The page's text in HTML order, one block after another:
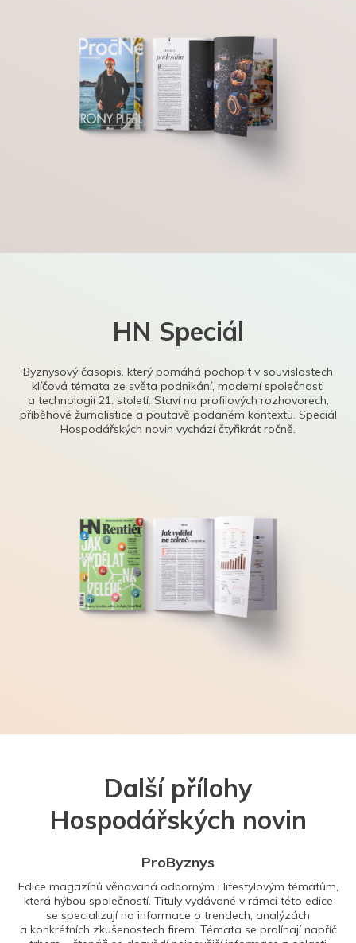
HN Speciál
Byznysový časopis, který pomáhá pochopit v souvislostech
klíčová témata ze světa podnikání, moderní společnosti
a technologií 21. století. Staví na profilových rozhovorech,
příběhové žurnalistice a poutavě podaném kontextu. Speciál
Hospodářských novin vychází čtyřikrát ročně.
Další přílohy
Hospodářských novin
ProByznys
Edice magazínů věnovaná odborným i lifestylovým tématům,
která hýbou společností. Tituly vydávané v rámci této edice
se specializují na informace o trendech, analýzách
a konkrétních zkušenostech firem. Témata se prolínají napříč